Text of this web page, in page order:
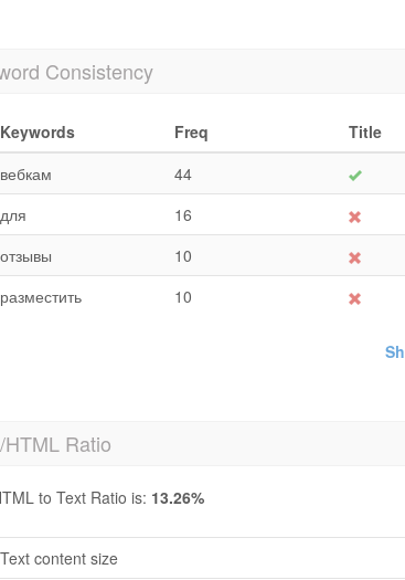
Consistency
Keywords Freq Title
вебкам
44
для
16
отзывы
10
разместить
10
HTML Ratio
to Text Ratio is: 13.26%
Text content size